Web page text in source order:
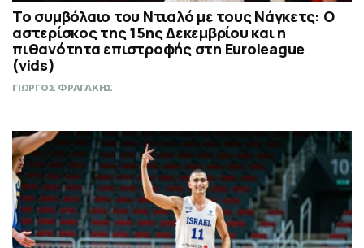
Το συμβόλαιο του Ντιαλό με τους Νάγκετς: Ο
αστερίσκος της 15ης Δεκεμβρίου και η
πιθανότητα επιστροφής στη Euroleague
(vids)
ΓΙΩΡΓΟΣ ΦΡΑΓΑΚΗΣ